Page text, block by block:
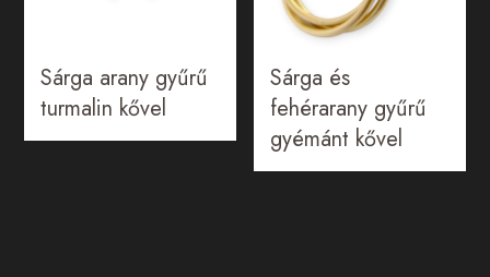
Sárga arany gyűrű
turmalin kővel
Sárga és
fehérarany gyűrű
gyémánt kővel